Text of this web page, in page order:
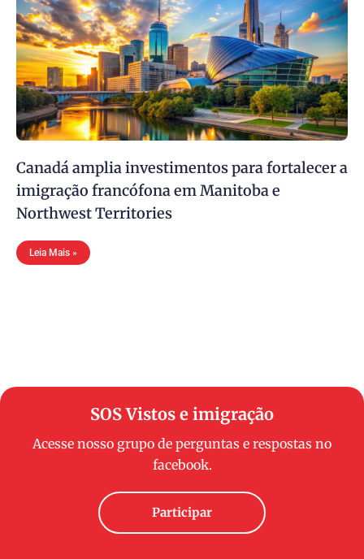
Canadá amplia investimentos para fortalecer a
imigração francófona em Manitoba e
Northwest Territories
Leia Mais »
SOS Vistos e imigração
Acesse nosso grupo de perguntas e respostas no
facebook.
Participar